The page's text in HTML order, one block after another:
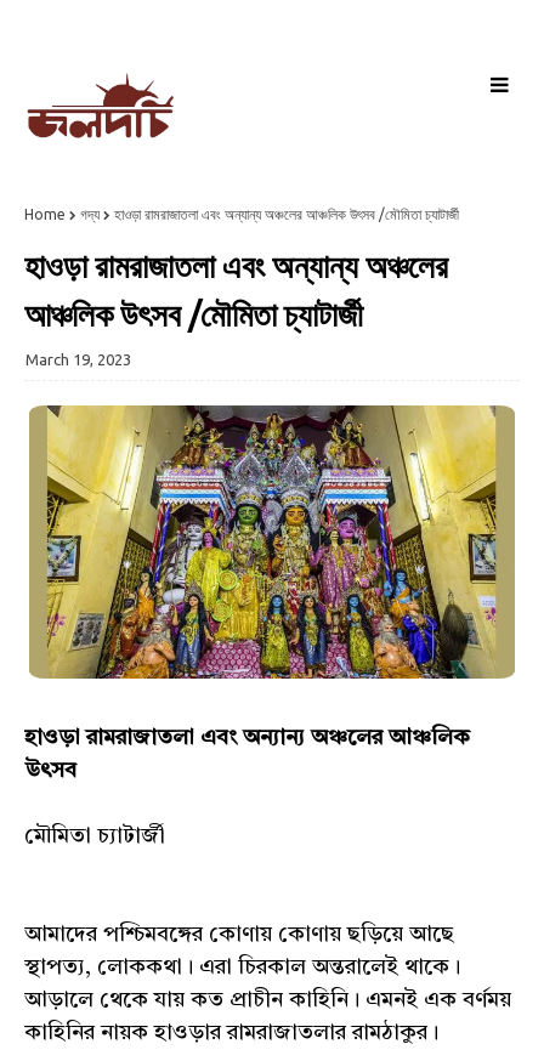
Home গদ্য হাওড়া রামরাজাতলা এবং অন্যান্য অঞ্চলের আঞ্চলিক উৎসব /মৌমিতা চ্যাটার্জী
হাওড়া রামরাজাতলা এবং অন্যান্য অঞ্চলের
আঞ্চলিক উৎসব /মৌমিতা চ্যাটার্জী
March 19, 2023
হাওড়া রামরাজাতলা এবং অন্যান্য অঞ্চলের আঞ্চলিক
উৎসব
মৌমিতা চ্যাটার্জী
আমাদের পশ্চিমবঙ্গের কোণায় কোণায় ছড়িয়ে আছে
স্থাপত্য, লোককথা। এরা চিরকাল অন্তরালেই থাকে।
আড়ালে থেকে যায় কত প্রাচীন কাহিনি। এমন‌ই এক বর্ণময়
কাহিনির নায়ক হাওড়ার রামরাজাতলার রামঠাকুর।